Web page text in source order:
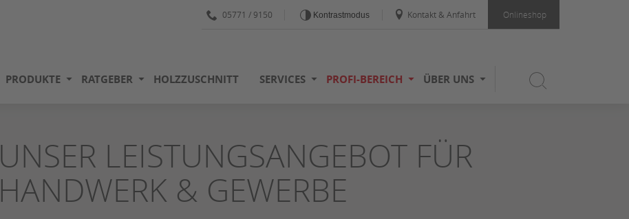
05771 / 9150 Kontrastmodus Kontakt & Anfahrt Onlineshop
PRODUKTE RATGEBER HOLZZUSCHNITT SERVICES PROFI-BEREICH ÜBER UNS
UNSER LEISTUNGSANGEBOT FÜR
HANDWERK & GEWERBE